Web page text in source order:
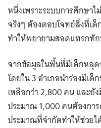
หนึ่งเพราะระบบการศึกษา
จริงๆ ต้องตอบโจทย์สิ่งที่เด็
ทำให้พยายามสอดแทรกทั
จากข้อมูลในพื้นที่มีเด็กหลุ
โดยใน 3 อำเภอนำร่องมีเ
เหลือกว่า 2,800 คน​ และยั
ประมาณ 1,000 คนต้องกา
ประมาณที่จำกัดทำให้ช่วยไ